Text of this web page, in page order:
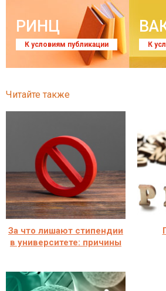
РИНЦ
К условиям публикации К
Читайте также
За что лишают стипендии
в университете: причины